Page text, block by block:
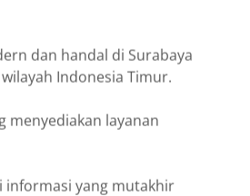
dan handal di Surabaya
Indonesia Timur.
menyediakan layanan
informasi yang mutakhir